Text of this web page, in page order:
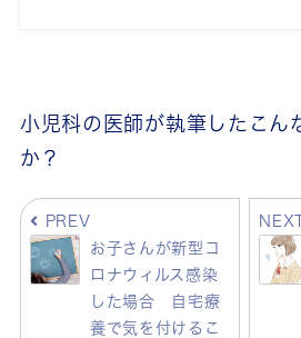
小児科の医師が執筆したこん
か？
PREV
お子さんが新型コ
ロナウィルス感染
した場合 自宅療
養で気を付けるこ